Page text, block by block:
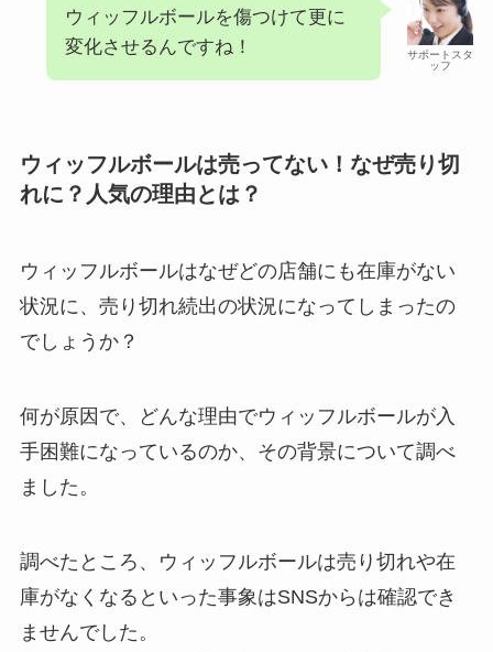
サポートスタ
ッフ
ウィッフルボールを傷つけて更に
変化させるんですね！
ウィッフルボールは売ってない！なぜ売り切
れに？人気の理由とは？
ウィッフルボールはなぜどの店舗にも在庫がない
状況に、売り切れ続出の状況になってしまったの
でしょうか？
何が原因で、どんな理由でウィッフルボールが入
手困難になっているのか、その背景について調べ
ました。
調べたところ、ウィッフルボールは売り切れや在
庫がなくなるといった事象はSNSからは確認でき
ませんでした。